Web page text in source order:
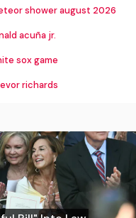
shower august 2026
acuña jr.
sox game
richards